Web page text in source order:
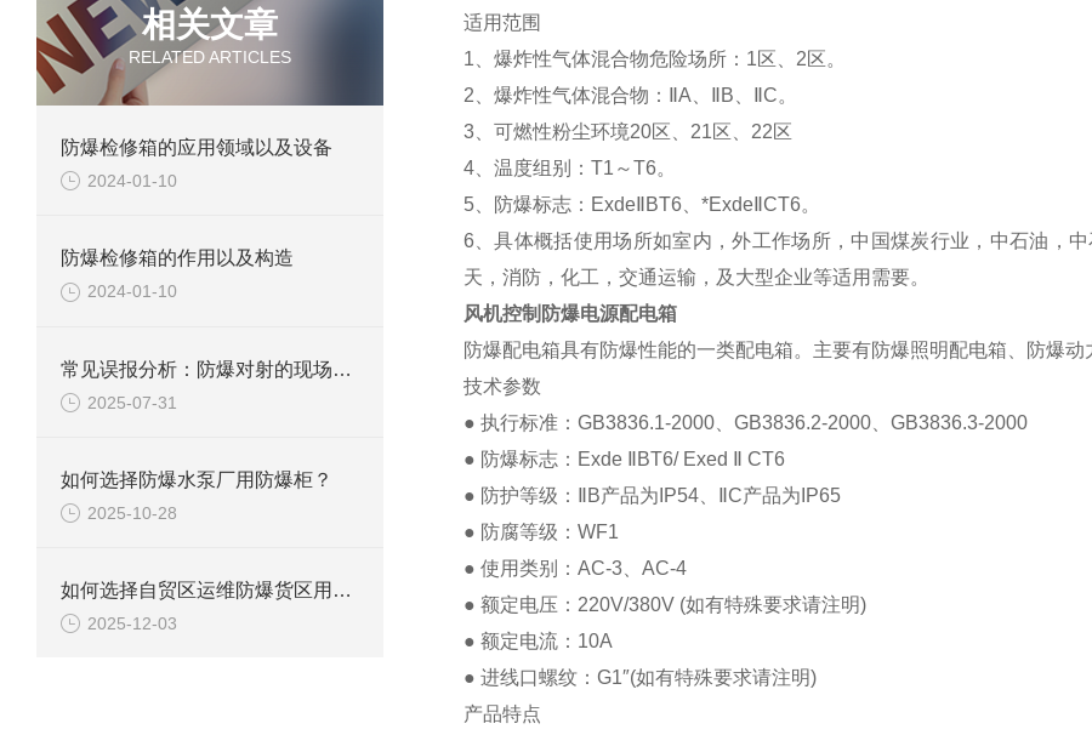
相关文章
RELATED ARTICLES
防爆检修箱的应用领域以及设备
2024-01-10
防爆检修箱的作用以及构造
2024-01-10
常见误报分析：防爆对射的现场调试避坑指南
2025-07-31
如何选择防爆水泵厂用防爆柜？
2025-10-28
如何选择自贸区运维防爆货区用防爆柜?
2025-12-03
适用范围
1、爆炸性气体混合物危险场所：1区、2区。
2、爆炸性气体混合物：ⅡA、ⅡB、ⅡC。
3、可燃性粉尘环境20区、21区、22区
4、温度组别：T1～T6。
5、防爆标志：ExdeⅡBT6、*ExdeⅡCT6。
6、具体概括使用场所如室内，外工作场所，中国煤炭行业，中石油，
天，消防，化工，交通运输，及大型企业等适用需要。
风机控制防爆电源配电箱
防爆配电箱具有防爆性能的一类配电箱。主要有防爆照明配电箱、防爆动
技术参数
● 执行标准：GB3836.1-2000、GB3836.2-2000、GB3836.3-2000
● 防爆标志：Exde ⅡBT6/ Exed Ⅱ CT6
● 防护等级：ⅡB产品为IP54、ⅡC产品为IP65
● 防腐等级：WF1
● 使用类别：AC-3、AC-4
● 额定电压：220V/380V (如有特殊要求请注明)
● 额定电流：10A
● 进线口螺纹：G1″(如有特殊要求请注明)
产品特点